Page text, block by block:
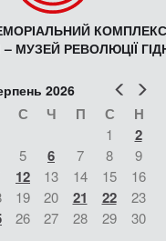
КОМПЛЕКС
МУЗЕЙ РЕВОЛЮЦІЇ
Попер
2026
С Ч П С Н
1 2
5 6 7 8
9
12 13 14 15
16
19 20 21 22
23
26 27 28 29
30